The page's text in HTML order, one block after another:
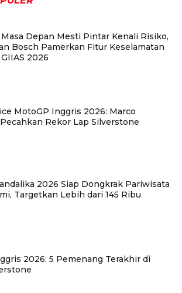
Masa Depan Mesti Pintar Kenali Risiko,
Bosch Pamerkan Fitur Keselamatan
2026
MotoGP Inggris 2026: Marco
Rekor Lap Silverstone
2026 Siap Dongkrak Pariwisata
Targetkan Lebih dari 145 Ribu
2026: 5 Pemenang Terakhir di